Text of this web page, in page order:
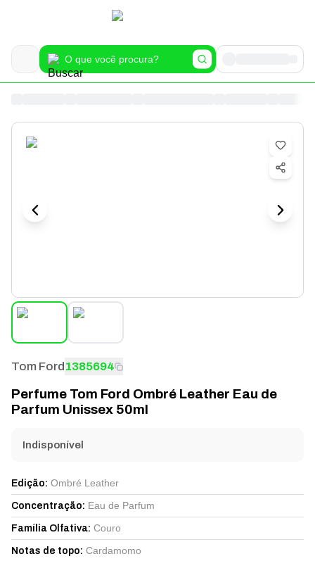
Tom Ford1385694
Perfume Tom Ford Ombré Leather Eau de
Parfum Unissex 50ml
Indisponível
Edição: Ombré Leather
Concentração: Eau de Parfum
Família Olfativa: Couro
Notas de topo: Cardamomo